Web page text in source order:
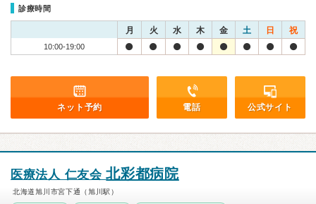
診療時間
月 火 水 木 金 土 日 祝
10:00-19:00
ネット予約 電話 公式サイト
医療法人 仁友会北彩都病院
北海道旭川市宮下通（旭川駅）